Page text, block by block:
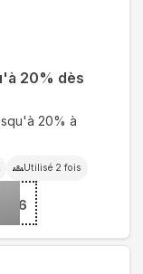
20% dès
20% à
Utilisé 2 fois